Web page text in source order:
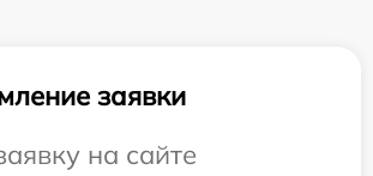
заявки
на сайте